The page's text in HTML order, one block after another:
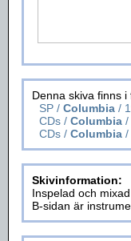
Denna skiva finns
SP / Columbia /
CDs / Columbia /
CDs / Columbia /
Skivinformation:
Inspelad och
B-sidan är